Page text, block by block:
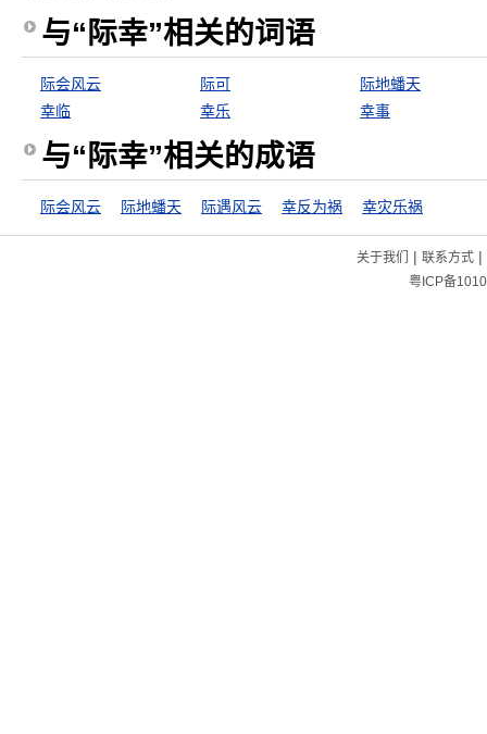
与“际幸”相关的词语
际会风云 际可
际地蟠天
幸临
幸乐 幸事
与“际幸”相关的成语
际会风云 际地蟠天 际遇风云 幸反为祸 幸灾乐祸
关于我们 | 联系方式|
粤ICP备